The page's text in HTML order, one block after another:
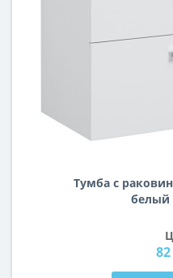
Тумба с
белый